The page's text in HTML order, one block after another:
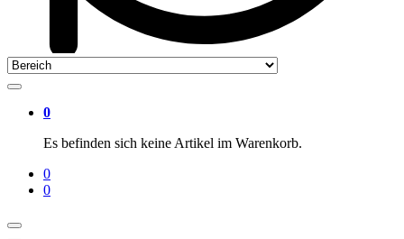
0
Es befinden sich keine Artikel im Warenkorb.
0
0